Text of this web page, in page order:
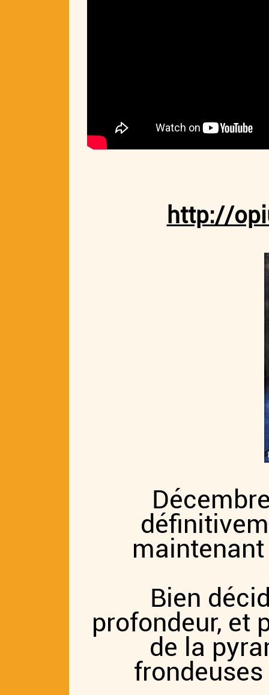
http://
maintenant
Bien
profondeur, et
de la